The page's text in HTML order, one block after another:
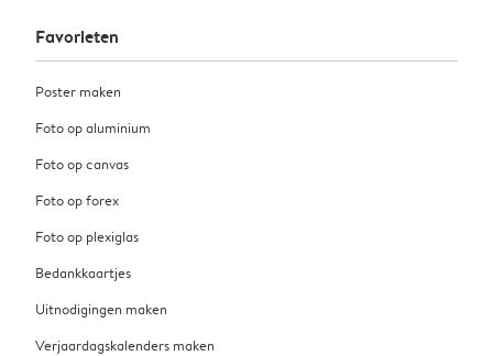
Favorieten
Poster maken
Foto op aluminium
Foto op canvas
Foto op forex
Foto op plexiglas
Bedankkaartjes
Uitnodigingen maken
Verjaardagskalenders maken